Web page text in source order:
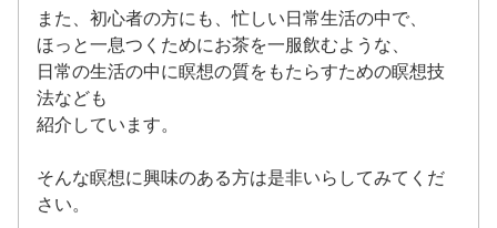
また、初心者の方にも、忙しい日常生活の中で、
ほっと一息つくためにお茶を一服飲むような、
日常の生活の中に瞑想の質をもたらすための瞑想技
法なども
紹介しています。
そんな瞑想に興味のある方は是非いらしてみてくだ
さい。